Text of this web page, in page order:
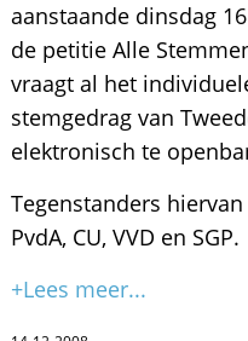
aanstaande dinsdag
de petitie Alle
vraagt al het
stemgedrag van
elektronisch te
Tegenstanders
PvdA, CU, VVD en SGP.
+Lees meer...